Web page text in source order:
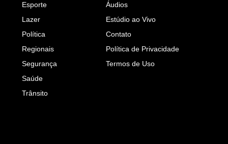
Esporte
Lazer
Política
Regionais
Segurança
Saúde
Trânsito
Áudios
Estúdio ao Vivo
Contato
Política de Privacidade
Termos de Uso